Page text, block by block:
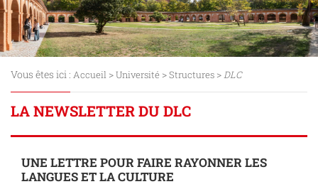
Vous êtes ici : Accueil >Université >Structures >DLC
LA NEWSLETTER DU DLC
UNE LETTRE POUR FAIRE RAYONNER LES
LANGUES ET LA CULTURE